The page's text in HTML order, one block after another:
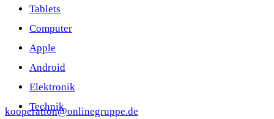
Tablets
Computer
Apple
Android
Elektronik
Technik
kooperation@onlinegruppe.de